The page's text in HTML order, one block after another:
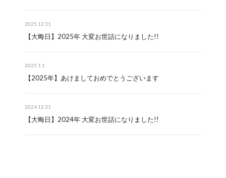
2025.12.31
【大晦日】2025年 大変お世話になりました!!
2025.1.1
【2025年】あけましておめでとうございます
2024.12.31
【大晦日】2024年 大変お世話になりました!!